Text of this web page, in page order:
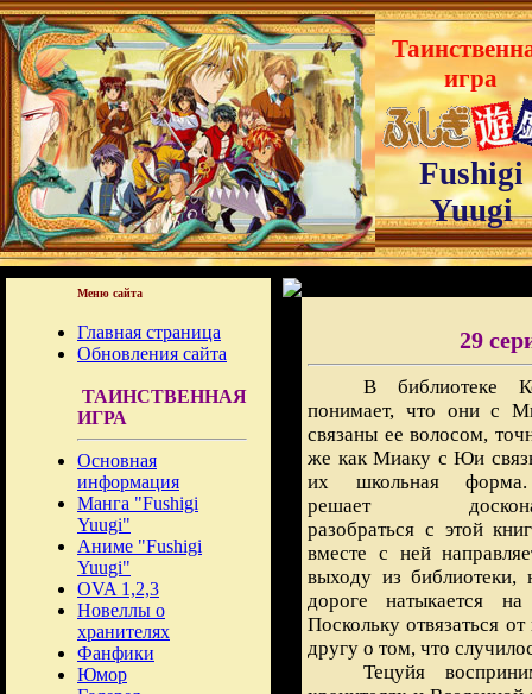
игра
Fushigi
Yuugi
Меню сайта
Главная страница
Обновления сайта
ТАИНСТВЕННАЯ
ИГРА
Основная
информация
Манга "Fushigi
Yuugi"
Аниме "Fushigi
Yuugi"
OVA 1,2,3
Новеллы о
хранителях
Фанфики
Юмор
29
В библиотеке
понимает, что они с
связаны ее волосом,
же как Миаку с Юи
их школьная
решает
разобраться с этой
вместе с ней
выходу из библиотеки,
дороге натыкается
Поскольку отвязаться
другу о том, что
Тецуйя